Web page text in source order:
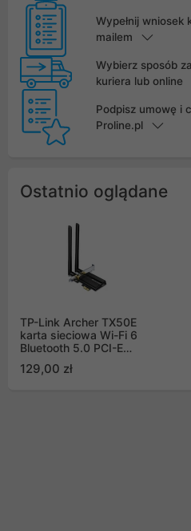
Wypełnij
mailem
Wybierz sposób
kuriera lub online
Podpisz umowę i
Proline.pl
Ostatnio oglądane
TP-Link Archer TX50E
karta sieciowa Wi-Fi 6
Bluetooth 5.0 PCI-E
129,00 zł